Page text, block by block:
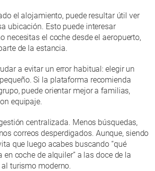
el alojamiento, puede resultar útil ver
ubicación. Esto puede interesar
necesitas el coche desde el aeropuerto,
de la estancia.
a evitar un error habitual: elegir un
Si la plataforma recomienda
puede orientar mejor a familias,
equipaje.
centralizada. Menos búsquedas,
correos desperdigados. Aunque, siendo
que luego acabes buscando “qué
coche de alquiler” a las doce de la
turismo moderno.